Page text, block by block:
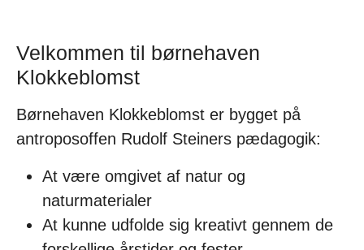
Velkommen til børnehaven
Klokkeblomst
Børnehaven Klokkeblomst er bygget på
antroposoffen Rudolf Steiners pædagogik:
At være omgivet af natur og
naturmaterialer
At kunne udfolde sig kreativt gennem de